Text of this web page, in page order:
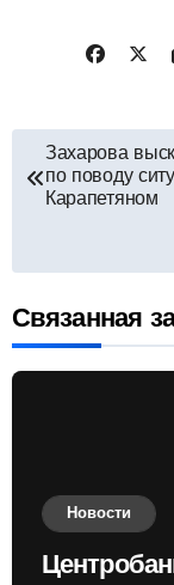
по
Захарова
по поводу
Карапетяном
Связанная
Новости